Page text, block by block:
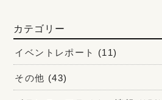
カテゴリー
イベントレポート (11)
その他 (43)